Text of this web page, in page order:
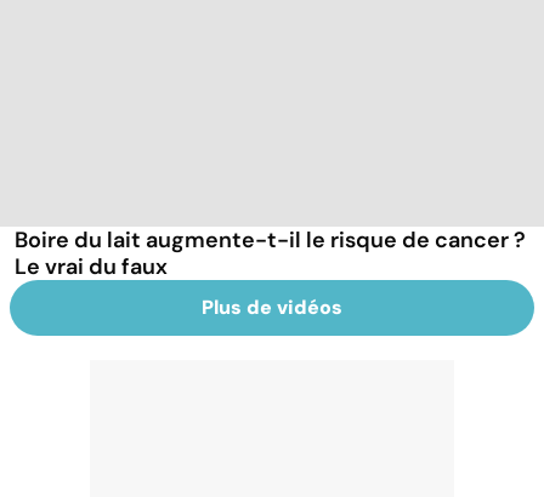
Boire du lait augmente-t-il le risque de cancer ?
Le vrai du faux
Plus de vidéos